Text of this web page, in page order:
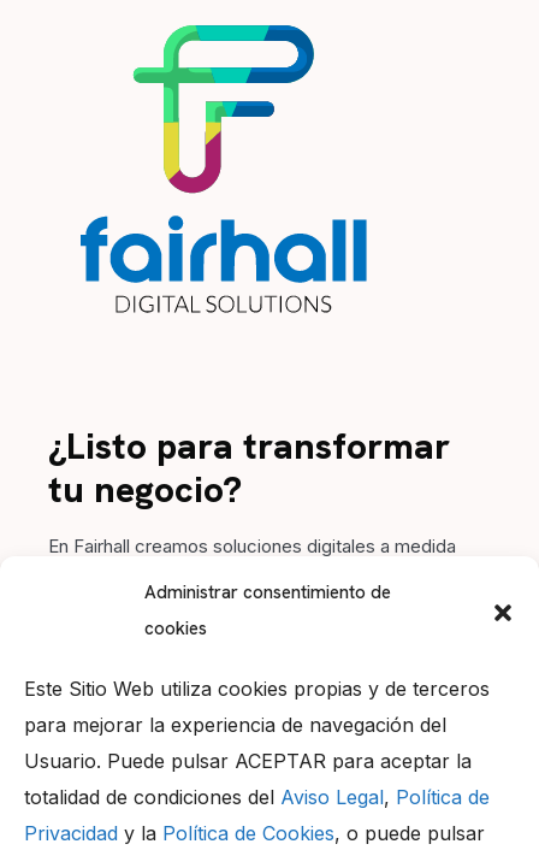
Administrar consentimiento de
cookies
Este Sitio Web utiliza cookies propias y de terceros
para mejorar la experiencia de navegación del
Usuario. Puede pulsar ACEPTAR para aceptar la
totalidad de condiciones del Aviso Legal, Política de
Privacidad y la Política de Cookies, o puede pulsar
¿Listo para transformar
tu negocio?
En Fairhall creamos soluciones digitales a medida
+34 956 05 99 20
Dirección